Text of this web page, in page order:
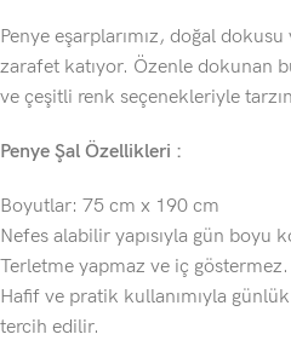
Penye eşarplarımız, doğal dokusu
zarafet katıyor. Özenle dokunan
ve çeşitli renk seçenekleriyle
Penye Şal Özellikleri :
Boyutlar: 75 cm x 190 cm
Nefes alabilir yapısıyla gün boyu
Terletme yapmaz ve iç göstermez.
Hafif ve pratik kullanımıyla
tercih edilir.